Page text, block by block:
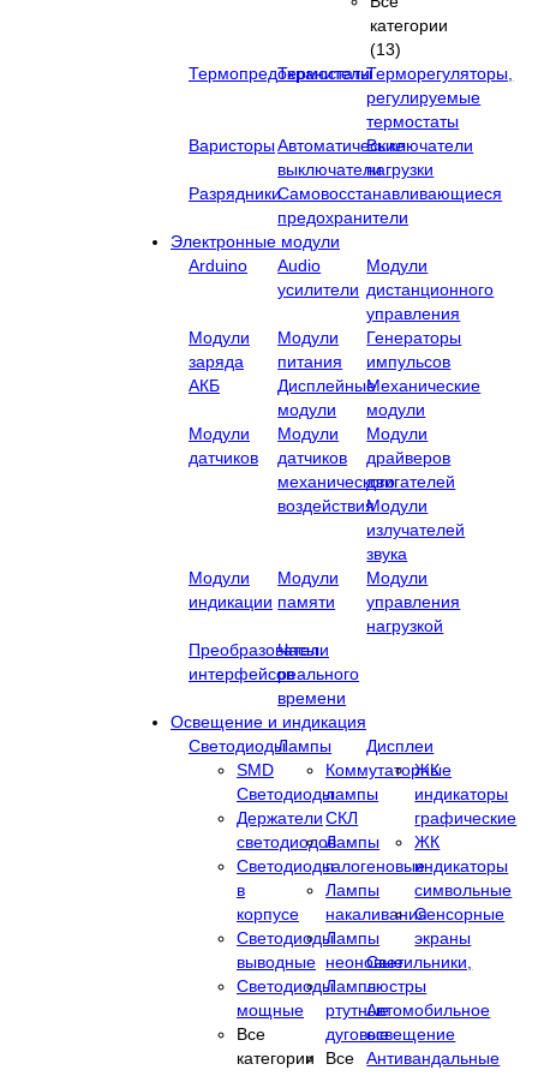
категории
(13)
Термопредохранители
ТермостатыТерморегуляторы,
регулируемые
термостаты
ВаристорыАвтоматические
выключатели
Выключатели
нагрузки
РазрядникиСамовосстанавливающиеся
предохранители
Электронные модули
Arduino
Audio
усилители
Модули
дистанционного
управления
Модули
заряда
АКБ
Модули
питания
Генераторы
импульсов
Дисплейные
модули
Механические
модули
Модули
датчиков
Модули
датчиков
механического
воздействия
Модули
драйверов
двигателей
Модули
излучателей
звука
Модули
индикации
Модули
памяти
Модули
управления
нагрузкой
Преобразователи
интерфейсов
Часы
реального
времени
Освещение и индикация
Светодиоды
SMD
Светодиоды
Держатели
светодиодов
Светодиоды
в
корпусе
Светодиоды
выводные
Светодиоды
мощные
Все
категории
Лампы
Коммутаторные
лампы
СКЛ
Лампы
галогеновые
Лампы
накаливания
Лампы
неоновые
Лампы
ртутные
дуговые
Все
Дисплеи
ЖК
индикаторы
графические
ЖК
индикаторы
символьные
Сенсорные
экраны
Cветильники,
люстры
Автомобильное
освещение
Антивандальные